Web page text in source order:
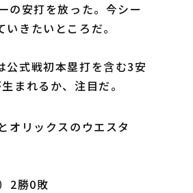
の安打を放った。今シー
きたいところだ。
公式戦初本塁打を含む3安
まれるか、注目だ。
オリックスのウエスタ
2勝0敗